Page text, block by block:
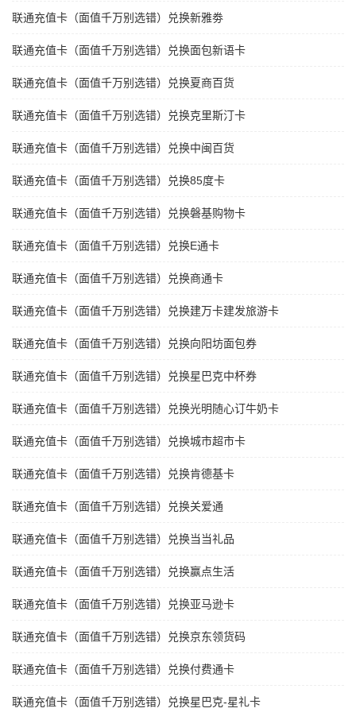
联通充值卡（面值千万别选错）兑换新雅劵
联通充值卡（面值千万别选错）兑换面包新语卡
联通充值卡（面值千万别选错）兑换夏商百货
联通充值卡（面值千万别选错）兑换克里斯汀卡
联通充值卡（面值千万别选错）兑换中闽百货
联通充值卡（面值千万别选错）兑换85度卡
联通充值卡（面值千万别选错）兑换磐基购物卡
联通充值卡（面值千万别选错）兑换E通卡
联通充值卡（面值千万别选错）兑换商通卡
联通充值卡（面值千万别选错）兑换建万卡建发旅游卡
联通充值卡（面值千万别选错）兑换向阳坊面包券
联通充值卡（面值千万别选错）兑换星巴克中杯券
联通充值卡（面值千万别选错）兑换光明随心订牛奶卡
联通充值卡（面值千万别选错）兑换城市超市卡
联通充值卡（面值千万别选错）兑换肯德基卡
联通充值卡（面值千万别选错）兑换关爱通
联通充值卡（面值千万别选错）兑换当当礼品
联通充值卡（面值千万别选错）兑换赢点生活
联通充值卡（面值千万别选错）兑换亚马逊卡
联通充值卡（面值千万别选错）兑换京东领货码
联通充值卡（面值千万别选错）兑换付费通卡
联通充值卡（面值千万别选错）兑换星巴克-星礼卡